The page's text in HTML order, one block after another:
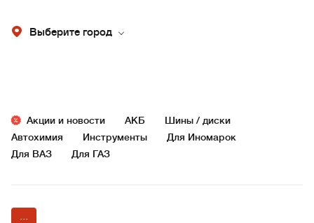
Выберите город
Акции и новости АКБ
Шины / диски
Автохимия
Инструменты
Для Иномарок
Для ВАЗ
Для ГАЗ
...